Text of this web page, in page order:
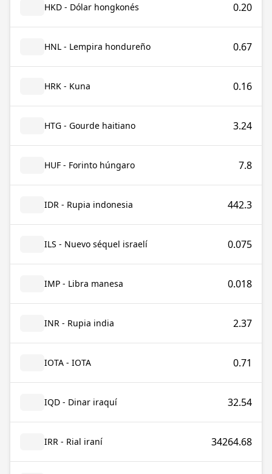
HKD - Dólar hongkonés 0.20
HNL - Lempira hondureño 0.67
HRK - Kuna 0.16
HTG - Gourde haitiano 3.24
HUF - Forinto húngaro 7.8
IDR - Rupia indonesia 442.3
ILS - Nuevo séquel israelí 0.075
IMP - Libra manesa 0.018
INR - Rupia india 2.37
IOTA - IOTA 0.71
IQD - Dinar iraquí 32.54
IRR - Rial iraní 34264.68